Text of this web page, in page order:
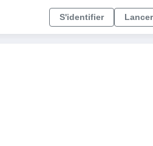
S'identifier